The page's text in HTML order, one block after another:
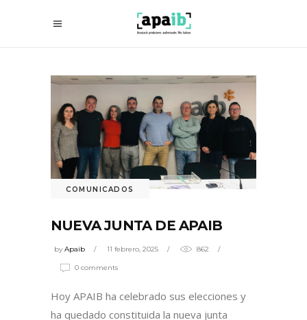
COMUNICADOS
NUEVA JUNTA DE APAIB
byApaib 11 febrero, 2025 862
0 comments
Hoy APAIB ha celebrado sus elecciones y
ha quedado constituida la nueva junta